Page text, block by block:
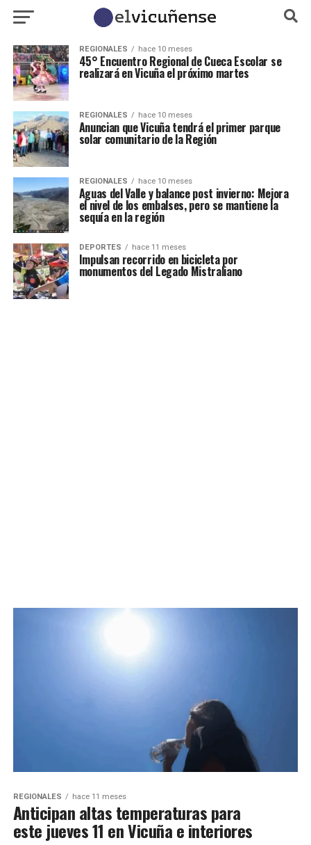
REGIONALES hace 10 meses
45° Encuentro Regional de Cueca Escolar se
realizará en Vicuña el próximo martes
REGIONALES hace 10 meses
Anuncian que Vicuña tendrá el primer parque
solar comunitario de la Región
REGIONALES hace 10 meses
Aguas del Valle y balance post invierno: Mejora
el nivel de los embalses, pero se mantiene la
sequía en la región
DEPORTES hace 11 meses
Impulsan recorrido en bicicleta por
monumentos del Legado Mistraliano
REGIONALES hace 11 meses
Anticipan altas temperaturas para
este jueves 11 en Vicuña e interiores